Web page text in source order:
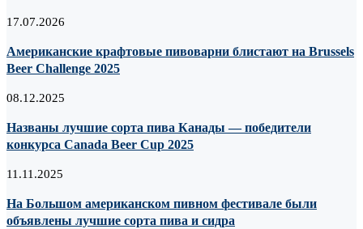
17.07.2026
Американские крафтовые пивоварни блистают на Brussels
Beer Challenge 2025
08.12.2025
Названы лучшие сорта пива Канады — победители
конкурса Canada Beer Cup 2025
11.11.2025
На Большом американском пивном фестивале были
объявлены лучшие сорта пива и сидра